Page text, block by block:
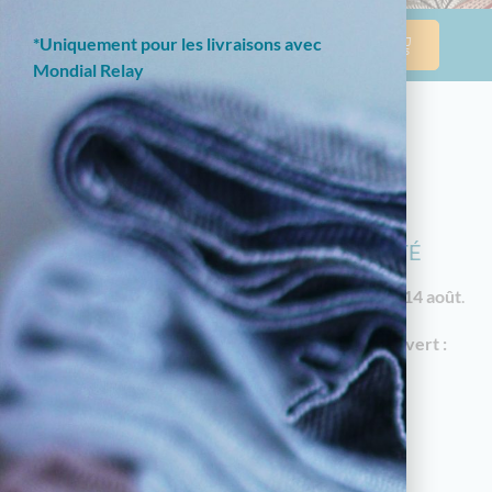
NOTRE BOUTIQUE EN LIGNE EST
ACTUELLEMENT EN CONGÉS D'ÉTÉ
Les commandes reprendront à partir duvendredi 14 août
En attendant, notre magasin à Limoges reste ouvert :
18 av. Garibaldi, 87000 Limoges
Horaires d'été : du mardi au samedi de 10h à
05.55.79.22.49
*Uniquement pour les livraisons avec
Mondial Relay